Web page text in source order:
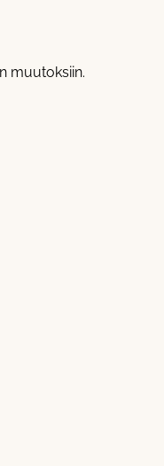
muutoksiin.